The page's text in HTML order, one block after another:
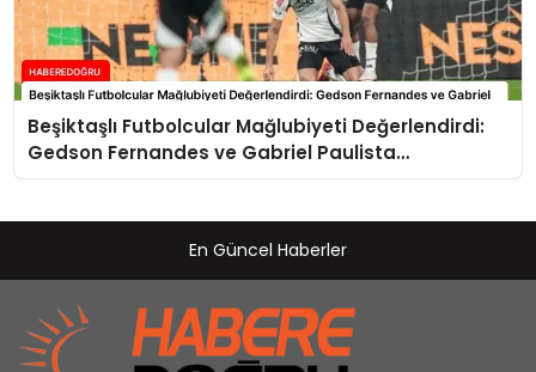
Beşiktaşlı Futbolcular Mağlubiyeti Değerlendirdi:
Gedson Fernandes ve Gabriel Paulista
Açıklamalarda Bulundu
En Güncel Haberler